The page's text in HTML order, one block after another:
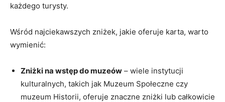
każdego turysty.
Wśród⁤ najciekawszych⁢ zniżek, jakie oferuje karta, warto
wymienić:
Zniżki na⁤ wstęp do muzeów – wiele instytucji
⁣kulturalnych, takich⁤ jak Muzeum Społeczne czy
⁣muzeum⁢ Historii,⁢ oferuje‍ znaczne ​zniżki lub ‌całkowicie